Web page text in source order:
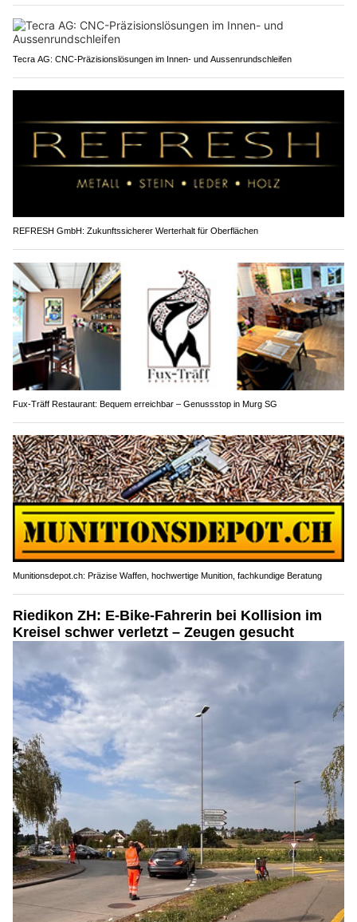
Tecra AG: CNC-Präzisionslösungen im Innen- und Aussenrundschleifen
REFRESH GmbH: Zukunftssicherer Werterhalt für Oberflächen
Fux-Träff Restaurant: Bequem erreichbar – Genussstop in Murg SG
Munitionsdepot.ch: Präzise Waffen, hochwertige Munition, fachkundige Beratung
Riedikon ZH: E-Bike-Fahrerin bei Kollision im
Kreisel schwer verletzt – Zeugen gesucht